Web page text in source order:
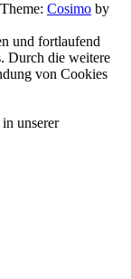
Cosimo by
und fortlaufend
Durch die weitere
von Cookies
unserer